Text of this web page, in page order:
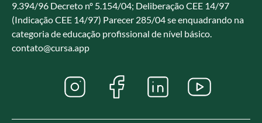
9.394/96 Decreto nº 5.154/04; Deliberação CEE 14/97
(Indicação CEE 14/97) Parecer 285/04 se enquadrando na
categoria de educação profissional de nível básico.
contato@cursa.app